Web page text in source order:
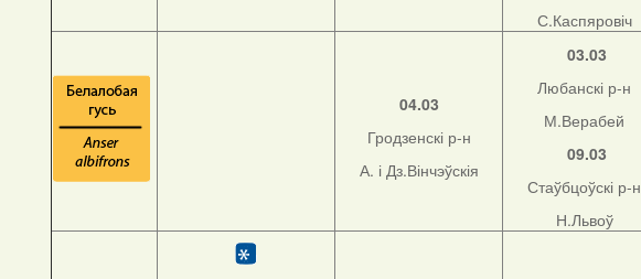
С.Каспяровіч
04.03
Гродзенскі р-н
А. і Дз.Вінчэўскія
03.03
Любанскі р-н
М.Верабей
09.03
Стаўбцоўскі р-н
Н.Львоў